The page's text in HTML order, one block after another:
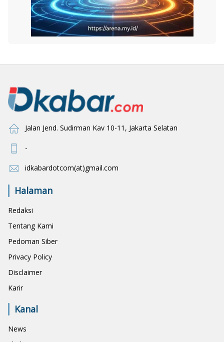
Jalan Jend. Sudirman Kav 10-11, Jakarta Selatan
-
idkabardotcom(at)gmail.com
Halaman
Redaksi
Tentang Kami
Pedoman Siber
Privacy Policy
Disclaimer
Karir
Kanal
News